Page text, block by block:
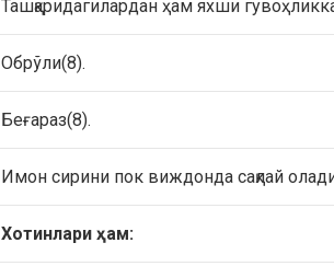
Ташқаридагилардан ҳам яхши
Обрўли(8).
Беғараз(8).
Имон сирини пок виждонда сақлай
Хотинлари ҳам: